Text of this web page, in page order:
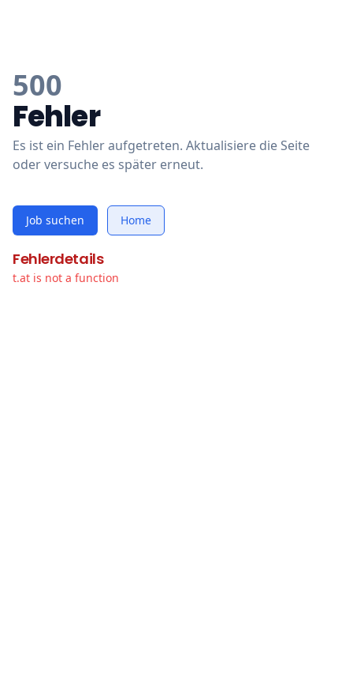
500
Fehler
Es ist ein Fehler aufgetreten. Aktualisiere die Seite
oder versuche es später erneut.
Job suchen Home
Fehlerdetails
t.at is not a function